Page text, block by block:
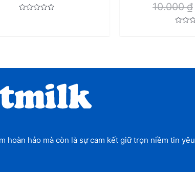
10.000₫
hoàn hảo mà còn là sự cam kết giữ trọn niềm tin yêu